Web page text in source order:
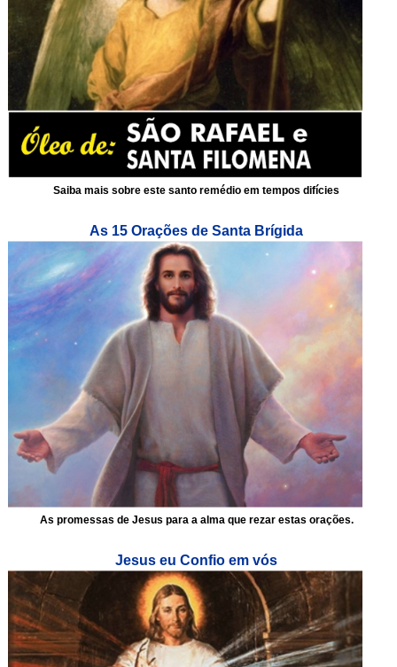
Saiba mais sobre este santo remédio em tempos difícies
As 15 Orações de Santa Brígida
As promessas de Jesus para a alma que rezar estas orações.
Jesus eu Confio em vós